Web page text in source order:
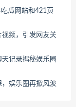
瓜网站和421页
频，引发网友关
记录揭秘娱乐圈
娱乐圈再掀风波